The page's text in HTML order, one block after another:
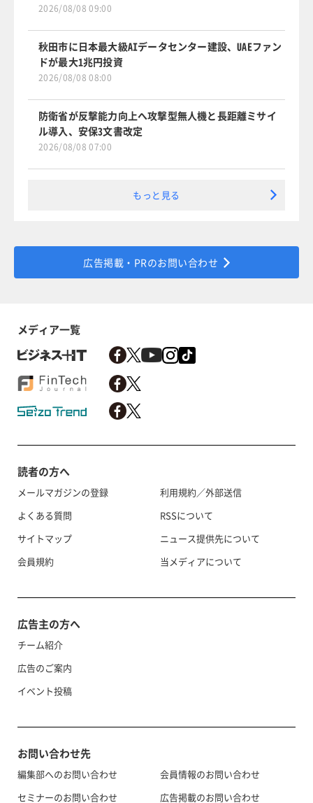
2026/08/08 09:00
秋田市に日本最大級AIデータセンター建設、UAEファン
ドが最大1兆円投資
2026/08/08 08:00
防衛省が反撃能力向上へ攻撃型無人機と長距離ミサイ
ル導入、安保3文書改定
2026/08/08 07:00
もっと見る
広告掲載・PRのお問い合わせ
メディア一覧
読者の方へ
メールマガジンの登録
よくある質問
サイトマップ
会員規約
利用規約／外部送信
RSSについて
ニュース提供先について
当メディアについて
広告主の方へ
チーム紹介
広告のご案内
イベント投稿
お問い合わせ先
編集部へのお問い合わせ
セミナーのお問い合わせ
会員情報のお問い合わせ
広告掲載のお問い合わせ